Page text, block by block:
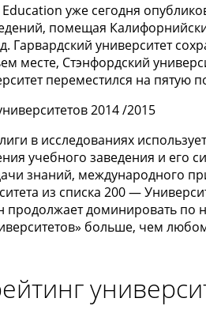
уже сегодня
помещая
Гарвардский университет
месте, Стэнфордский
переместился на пятую
в исследованиях
учебного заведения и его
знаний, международного
из списка 200 —
продолжает доминировать
больше, чeм